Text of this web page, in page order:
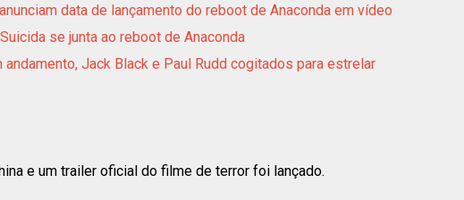
data de lançamento do reboot de Anaconda em vídeo
se junta ao reboot de Anaconda
andamento, Jack Black e Paul Rudd cogitados para estrelar
e um trailer oficial do filme de terror foi lançado.